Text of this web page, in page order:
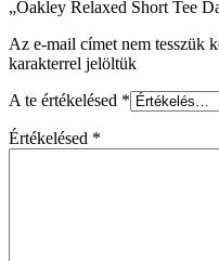
„Oakley Relaxed Short Tee
Az e-mail címet nem tesszük
karakterrel jelöltük
A te értékelésed *
Értékelésed *